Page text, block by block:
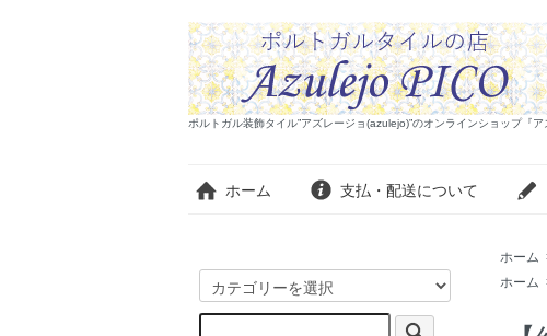
ポルトガル装飾タイル”アズレージョ(azulejo)”のオンラインショップ『ア
ホーム 支払・配送について
ホーム
ホーム